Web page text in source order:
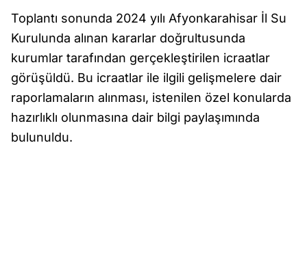
Toplantı sonunda 2024 yılı Afyonkarahisar İl Su
Kurulunda alınan kararlar doğrultusunda
kurumlar tarafından gerçekleştirilen icraatlar
görüşüldü. Bu icraatlar ile ilgili gelişmelere dair
raporlamaların alınması, istenilen özel konularda
hazırlıklı olunmasına dair bilgi paylaşımında
bulunuldu.